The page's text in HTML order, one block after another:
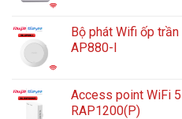
Bộ phát Wifi ốp
AP880-I
Access point WiFi
RAP1200(P)